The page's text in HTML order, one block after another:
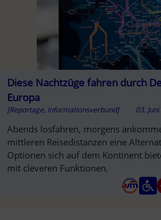
Diese Nachtzüge fahren durch
Europa
[Reportage, Informationsverbund] 03.
Abends losfahren, morgens
mittleren Reisedistanzen eine
Optionen sich auf dem Kontinent
mit cleveren Funktionen.